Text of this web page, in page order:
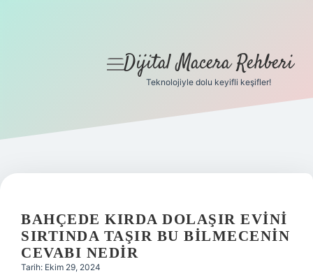
Gizlilik Politikası
Yasal Uyarı
menüyü
Dijital Macera Rehberi
Teknolojiyle dolu keyifli keşifler!
BAHÇEDE KIRDA DOLAŞIR EVINI
SIRTINDA TAŞIR BU BILMECENIN
CEVABI NEDIR
Tarih: Ekim 29, 2024